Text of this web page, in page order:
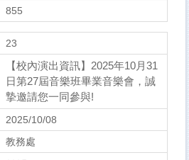
855
23
【校內演出資訊】2025年10月31
日第27屆音樂班畢業音樂會，誠
摯邀請您一同參與!
2025/10/08
教務處